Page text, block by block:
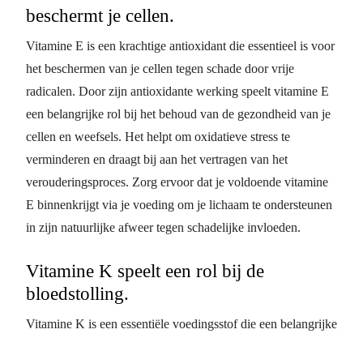
beschermt je cellen.
Vitamine E is een krachtige antioxidant die essentieel is voor
het beschermen van je cellen tegen schade door vrije
radicalen. Door zijn antioxidante werking speelt vitamine E
een belangrijke rol bij het behoud van de gezondheid van je
cellen en weefsels. Het helpt om oxidatieve stress te
verminderen en draagt bij aan het vertragen van het
verouderingsproces. Zorg ervoor dat je voldoende vitamine
E binnenkrijgt via je voeding om je lichaam te ondersteunen
in zijn natuurlijke afweer tegen schadelijke invloeden.
Vitamine K speelt een rol bij de
bloedstolling.
Vitamine K is een essentiële voedingsstof die een belangrijke